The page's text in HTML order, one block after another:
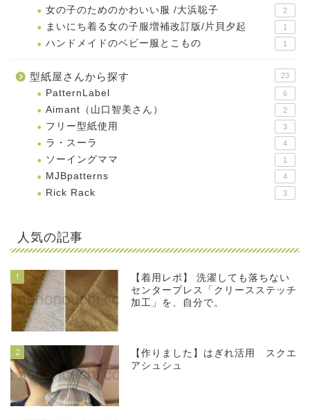
女の子のためのかわいい服 /大浜聡子 2
まいにち着る女の子服増補改訂版/片貝夕起 1
ハンドメイドのベビー服とこもの 1
型紙屋さんから探す 23
PatternLabel 6
Aimant（山口智美さん） 2
フリー型紙使用 3
ラ・スーラ 4
ソーイングママ 1
MJBpatterns 4
Rick Rack 3
人気の記事
1
【着用レポ】 洗濯しても落ちない
センタープレス「クリースステッチ
加工」を、自分で。
2
【作りました】はぎれ活用 スクエ
アシュシュ